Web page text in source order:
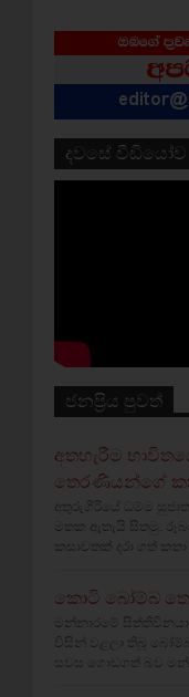
දවසේ වීඩියෝව
ජනප්‍රිය පුවත්
අතහැරීම
තෙරණියන්ගේ
අතුරුගිරියේ ධම්ම
මතක ඇතැයි සිතමු.
කසාවතක්‌ දරා ගත්
කොටි බෝම්බ
මන්නාරමේ
විසින් වළලා තිබූ බෝම්බ
සවස ගොඩගත් බව